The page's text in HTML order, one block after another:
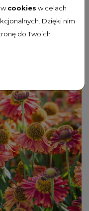
cookies w celach
Dzięki nim
do Twoich